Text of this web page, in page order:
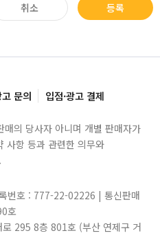
취소 등록
고 문의 입점·광고 결제
의 당사자 아니며 개별 판매자가
사항 등과 관련한 의무와
번호 : 777-22-02226 | 통신판매
호
295 8층 801호 (부산 연제구 거